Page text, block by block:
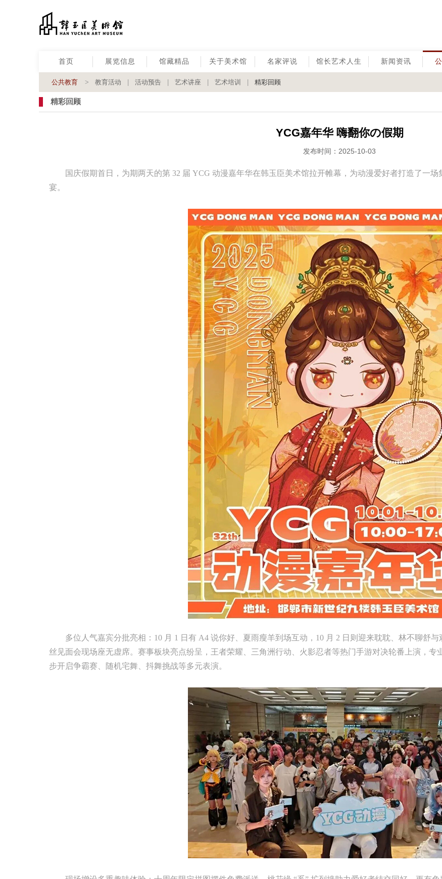
首页 展览信息 馆藏精品 关于美术馆 名家评说 馆长艺术人生 新闻资讯
公共教育 > 教育活动 活动预告 艺术讲座 艺术培训 精彩回顾
精彩回顾
YCG嘉年华 嗨翻你の假期
发布时间：2025-10-03
国庆假期首日，为期两天的第 32 届 YCG 动漫嘉年华在韩玉臣美术馆拉开帷幕，为动漫爱好者打造了一
宴。
多位人气嘉宾分批亮相：10 月 1 日有 A4 说你好、夏雨瘦羊到场互动，10 月 2 日则迎来耽耽、林不聊舒
丝见面会现场座无虚席。赛事板块亮点纷呈，王者荣耀、三角洲行动、火影忍者等热门手游对决轮番上演，专
步开启争霸赛、随机宅舞、抖舞挑战等多元表演。